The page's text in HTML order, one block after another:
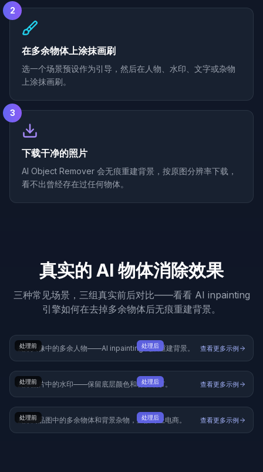
2
在多余物体上涂抹画刷
选一个场景预设作为引导，然后在人物、水印、文字或杂物
上涂抹画刷。
3
下载干净的照片
AI Object Remover 会无痕重建背景，按原图分辨率下载，
看不出曾经存在过任何物体。
真实的 AI 物体消除效果
三种常见场景，三组真实前后对比——看看 AI inpainting
引擎如何在去掉多余物体后无痕重建背景。
处理前 处理后
去除人像中的多余人物——AI inpainting 无痕重建背景。 查看更多示例
处理前 处理后
去除照片中的水印——保留底层颜色和材质细节。 查看更多示例
处理前 处理后
去除商品图中的多余物体和背景杂物，直接可上电商。 查看更多示例